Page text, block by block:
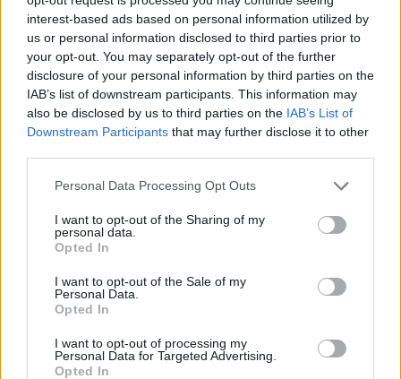
interest-based ads based on personal information utilized by
us or personal information disclosed to third parties prior to
your opt-out. You may separately opt-out of the further
disclosure of your personal information by third parties on the
IAB’s list of downstream participants. This information may
also be disclosed by us to third parties on the IAB’s List of
Downstream Participants that may further disclose it to other
Personal Data Processing Opt Outs
I want to opt-out of the Sharing of my
personal data.
Opted In
I want to opt-out of the Sale of my
Personal Data.
Opted In
I want to opt-out of processing my
Personal Data for Targeted Advertising.
Opted In
Classic Mantra
Riepilogo stagione
Titolare 13 - 72